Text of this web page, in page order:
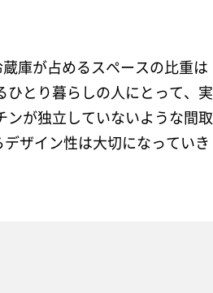
庫が占めるスペースの比重は
ひとり暮らしの人にとって、実
ンが独立していないような間取
ザイン性は大切になっていき